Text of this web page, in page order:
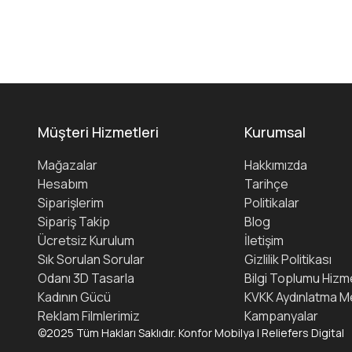
Müşteri Hizmetleri
Mağazalar
Hesabım
Siparişlerim
Sipariş Takip
Ücretsiz Kurulum
Sık Sorulan Sorular
Odanı 3D Tasarla
Kadının Gücü
Reklam Filmlerimiz
Kurumsal
Hakkımızda
Tarihçe
Politikalar
Blog
İletişim
Gizlilik Politikası
Bilgi Toplumu
KVKK Aydınlatma
Kampanyalar
©2025 Tüm Hakları Saklıdır. Konfor Mobilya | Reliefers Digital